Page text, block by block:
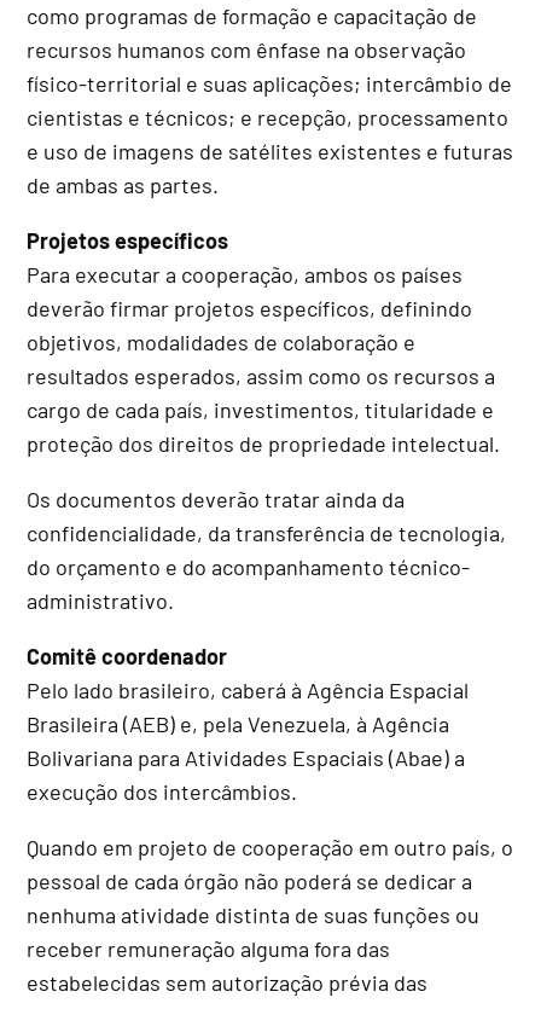
como programas de formação e capacitação de
recursos humanos com ênfase na observação
físico-territorial e suas aplicações; intercâmbio de
cientistas e técnicos; e recepção, processamento
e uso de imagens de satélites existentes e futuras
de ambas as partes.
Projetos específicos
Para executar a cooperação, ambos os países
deverão firmar projetos específicos, definindo
objetivos, modalidades de colaboração e
resultados esperados, assim como os recursos a
cargo de cada país, investimentos, titularidade e
proteção dos direitos de propriedade intelectual.
Os documentos deverão tratar ainda da
confidencialidade, da transferência de tecnologia,
do orçamento e do acompanhamento técnico-
administrativo.
Comitê coordenador
Pelo lado brasileiro, caberá à Agência Espacial
Brasileira (AEB) e, pela Venezuela, à Agência
Bolivariana para Atividades Espaciais (Abae) a
execução dos intercâmbios.
Quando em projeto de cooperação em outro país, o
pessoal de cada órgão não poderá se dedicar a
nenhuma atividade distinta de suas funções ou
receber remuneração alguma fora das
estabelecidas sem autorização prévia das